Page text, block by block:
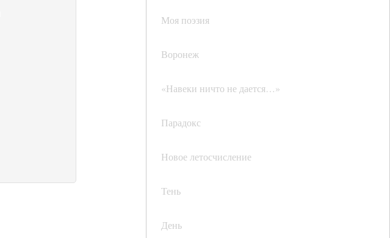
Моя поэзия
Воронеж
«Навеки ничто не дается…»
Парадокс
Новое летосчисление
Тень
День